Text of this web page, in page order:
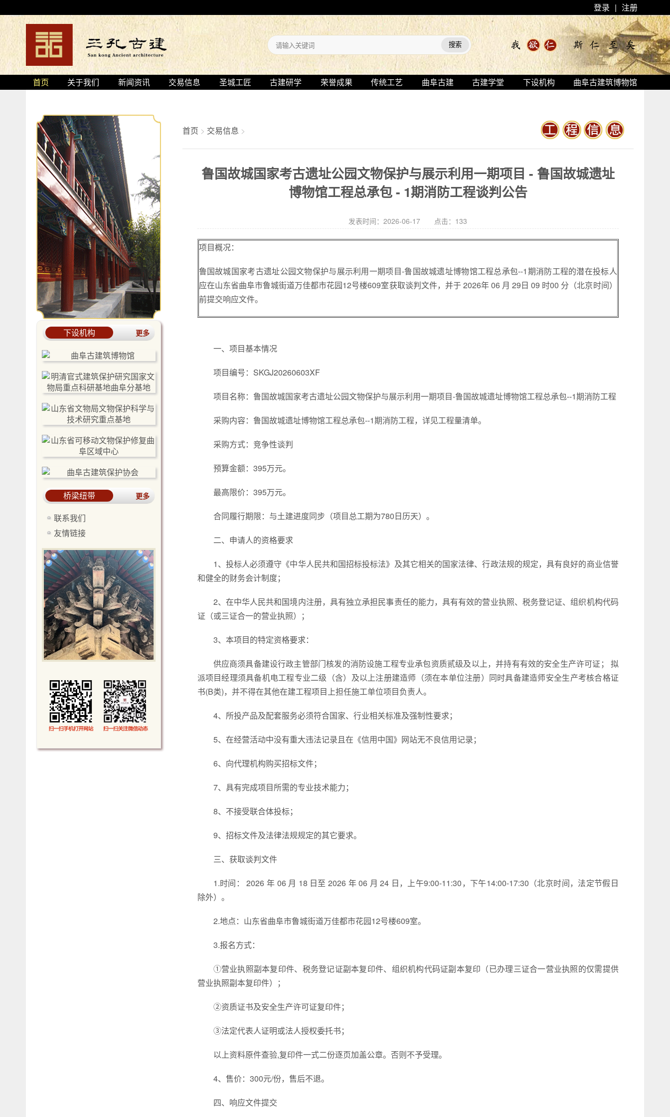
登录 | 注册
首页 关于我们 新闻资讯 交易信息 圣城工匠 古建研学 荣誉成果 传统工艺 曲阜古建 古建学堂 下设机构 曲阜古建筑博物馆
下设机构 更多
桥梁纽带 更多
联系我们
友情链接
首页 > 交易信息 >
鲁国故城国家考古遗址公园文物保护与展示利用一期项目 - 鲁国故城遗址
博物馆工程总承包 - 1期消防工程谈判公告
发表时间：2026-06-17 点击： 133
项目概况：
鲁国故城国家考古遗址公园文物保护与展示利用一期项目-鲁国故城遗址博物馆工程总承包--1期消防工程的潜在投标人
应在山东省曲阜市鲁城街道万佳都市花园12号楼609室获取谈判文件，并于 2026年 06 月 29日 09 时00 分（北京时间）
前提交响应文件。
一、项目基本情况
项目编号：SKGJ20260603XF
项目名称：鲁国故城国家考古遗址公园文物保护与展示利用一期项目-鲁国故城遗址博物馆工程总承包--1期消防工程
采购内容：鲁国故城遗址博物馆工程总承包--1期消防工程，详见工程量清单。
采购方式：竞争性谈判
预算金额：395万元。
最高限价：395万元。
合同履行期限：与土建进度同步（项目总工期为780日历天）。
二、申请人的资格要求
1、投标人必须遵守《中华人民共和国招标投标法》及其它相关的国家法律、行政法规的规定，具有良好的商业信誉
和健全的财务会计制度；
2、在中华人民共和国境内注册，具有独立承担民事责任的能力，具有有效的营业执照、税务登记证、组织机构代码
证（或三证合一的营业执照）；
3、本项目的特定资格要求：
供应商须具备建设行政主管部门核发的消防设施工程专业承包资质贰级及以上，并持有有效的安全生产许可证； 拟
派项目经理须具备机电工程专业二级（含）及以上注册建造师（须在本单位注册）同时具备建造师安全生产考核合格证
书(B类)，并不得在其他在建工程项目上担任施工单位项目负责人。
4、所投产品及配套服务必须符合国家、行业相关标准及强制性要求；
5、在经营活动中没有重大违法记录且在《信用中国》网站无不良信用记录；
6、向代理机构购买招标文件；
7、具有完成项目所需的专业技术能力；
8、不接受联合体投标；
9、招标文件及法律法规规定的其它要求。
三、获取谈判文件
1.时间： 2026 年 06 月 18 日至 2026 年 06 月 24 日，上午9:00-11:30，下午14:00-17:30（北京时间，法定节假日
除外）。
2.地点：山东省曲阜市鲁城街道万佳都市花园12号楼609室。
3.报名方式：
①营业执照副本复印件、税务登记证副本复印件、组织机构代码证副本复印（已办理三证合一营业执照的仅需提供
营业执照副本复印件）；
②资质证书及安全生产许可证复印件；
③法定代表人证明或法人授权委托书；
以上资料原件查验,复印件一式二份逐页加盖公章。否则不予受理。
4、售价：300元/份，售后不退。
四、响应文件提交